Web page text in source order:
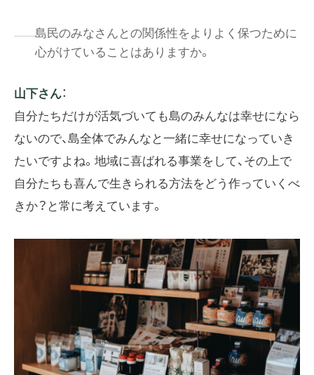
島民のみなさんとの関係性をよりよく保つために
心がけていることはありますか。
山下さん：
自分たちだけが活気づいても島のみんなは幸せになら
ないので、島全体でみんなと一緒に幸せになっていき
たいですよね。地域に喜ばれる事業をして、その上で
自分たちも喜んで生きられる方法をどう作っていくべ
きか？と常に考えています。